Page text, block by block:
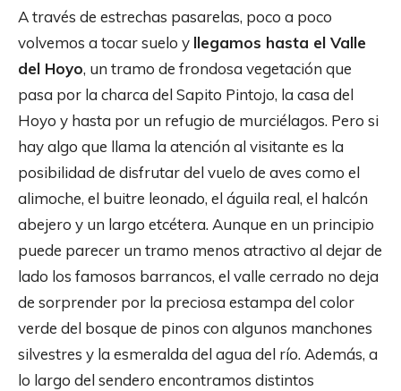
A través de estrechas pasarelas, poco a poco
volvemos a tocar suelo y llegamos hasta el Valle
del Hoyo, un tramo de frondosa vegetación que
pasa por la charca del Sapito Pintojo, la casa del
Hoyo y hasta por un refugio de murciélagos. Pero si
hay algo que llama la atención al visitante es la
posibilidad de disfrutar del vuelo de aves como el
alimoche, el buitre leonado, el águila real, el halcón
abejero y un largo etcétera. Aunque en un principio
puede parecer un tramo menos atractivo al dejar de
lado los famosos barrancos, el valle cerrado no deja
de sorprender por la preciosa estampa del color
verde del bosque de pinos con algunos manchones
silvestres y la esmeralda del agua del río. Además, a
lo largo del sendero encontramos distintos